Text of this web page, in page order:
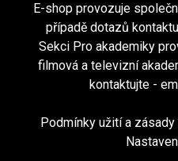
E-shop provozuje
případě dotazů
Sekci Pro akademiky
filmová a televizní
kontaktujte -
Podmínky užití a